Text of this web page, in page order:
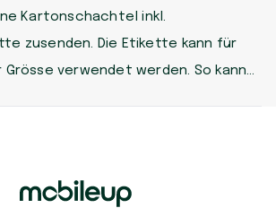
Kartonschachtel inkl.
zusenden. Die Etikette kann für
verwendet werden. So kannst